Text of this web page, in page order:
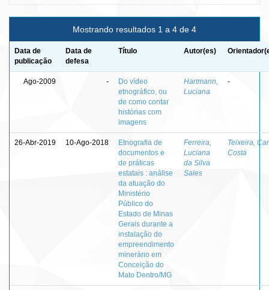
Mostrando resultados 1 a 4 de 4
Data de
publicação
Data de
defesa
Título Autor(es)
Ago-2009 -
Do vídeo
etnográfico, ou
de como contar
histórias com
imagens
Hartmann,
Luciana
-
26-Abr-2019 10-Ago-2018
Etnografia de
documentos e
de práticas
estatais : análise
da atuação do
Ministério
Público do
Estado de Minas
Gerais durante a
instalação do
empreendimento
minerário em
Conceição do
Mato Dentro/MG
Ferreira,
Luciana
da Silva
Sales
Teixeira,
Costa